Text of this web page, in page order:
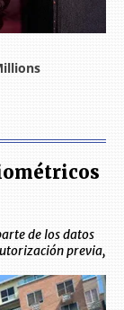
de los datos
previa,